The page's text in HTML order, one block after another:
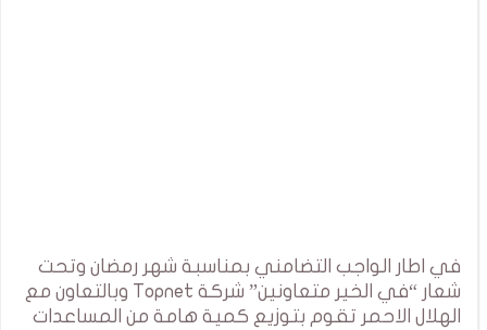
في اطار الواجب التضامني بمناسبة شهر رمضان وتحت
شعار “في الخير متعاونين” شركة Topnet وبالتعاون مع
الهلال الاحمر تقوم بتوزيع كمية هامة من المساعدات